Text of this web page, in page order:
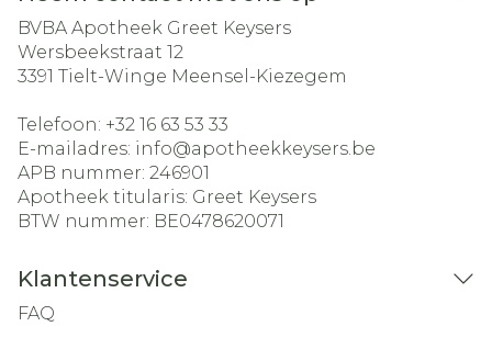
BVBA Apotheek Greet Keysers
Wersbeekstraat 12
3391 Tielt-Winge Meensel-Kiezegem
Telefoon: +32 16 63 53 33
E-mailadres: info@apotheekkeysers.be
APB nummer: 246901
Apotheek titularis: Greet Keysers
BTW nummer: BE0478620071
Klantenservice
FAQ